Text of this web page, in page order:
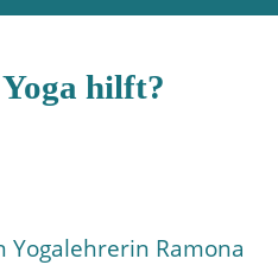
hilft?
Ramona